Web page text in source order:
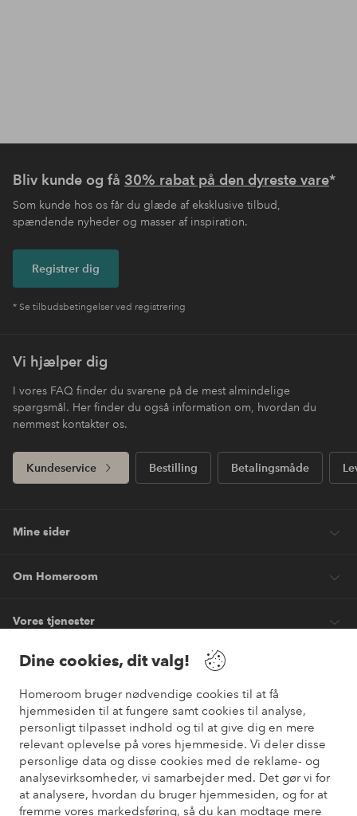
Dine cookies, dit valg!
Homeroom bruger nødvendige cookies til at få
hjemmesiden til at fungere samt cookies til analyse,
personligt tilpasset indhold og til at give dig en mere
relevant oplevelse på vores hjemmeside. Vi deler disse
personlige data og disse cookies med de reklame- og
analysevirksomheder, vi samarbejder med. Det gør vi for
at analysere, hvordan du bruger hjemmesiden, og for at
fremme vores markedsføring, så du kan modtage mere
Bliv kunde og få 30% rabat på den dyreste vare*
Som kunde hos os får du glæde af eksklusive tilbud,
spændende nyheder og masser af inspiration.
Registrer dig
* Se tilbudsbetingelser ved registrering
Vi hjælper dig
I vores FAQ finder du svarene på de mest almindelige
spørgsmål. Her finder du også information om, hvordan du
nemmest kontakter os.
Kundeservice Bestilling Betalingsmåde
Mine sider
Om Homeroom
Vores tjenester
Vilkår
Venner
Sikre betalinger
Vil du vide mere om vores betalingsmuligheder ?